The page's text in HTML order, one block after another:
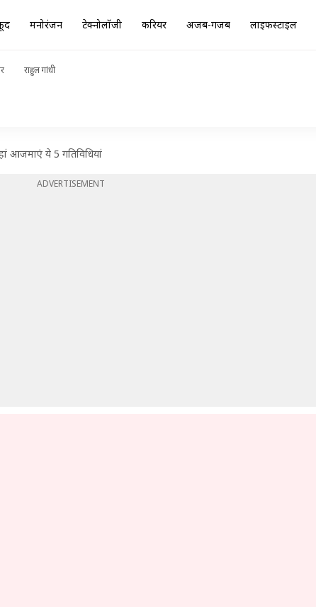
मनोरंजन टेक्नोलॉजी करियर अजब-गजब लाइफस्टाइल
राहुल गांधी
आजमाएं ये 5 गतिविधियां
ADVERTISEMENT